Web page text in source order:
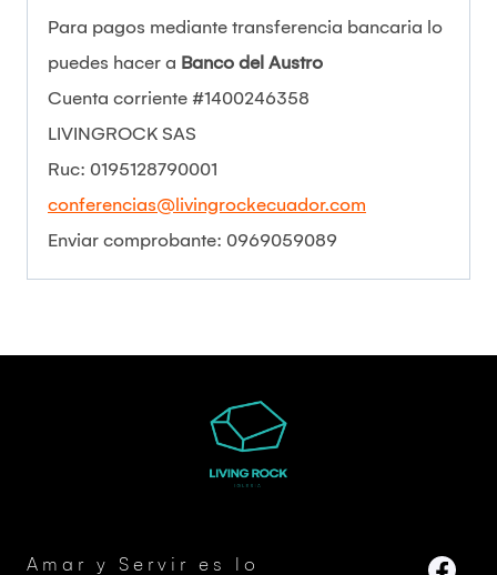
Para pagos mediante transferencia bancaria lo
puedes hacer a Banco del Austro
Cuenta corriente #1400246358
LIVINGROCK SAS
Ruc: 0195128790001
conferencias@livingrockecuador.com
Enviar comprobante: 0969059089
Amar y Servir es lo